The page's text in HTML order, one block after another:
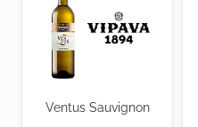
Ventus Sauvignon